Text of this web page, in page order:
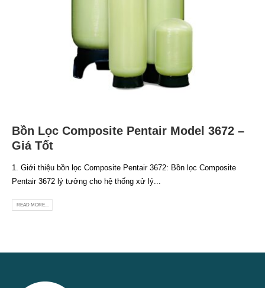
Bồn Lọc Composite Pentair Model 3672 –
Giá Tốt
1. Giới thiệu bồn lọc Composite Pentair 3672: Bồn lọc Composite
Pentair 3672 lý tưởng cho hệ thống xử lý...
READ MORE...